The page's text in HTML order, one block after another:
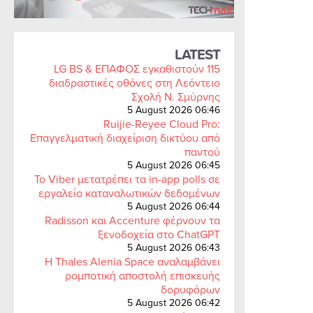
LATEST
LG BS & ΕΠΑΦΟΣ εγκαθιστούν 115
διαδραστικές οθόνες στη Λεόντειο
Σχολή Ν. Σμύρνης
5 August 2026 06:46
Ruijie-Reyee Cloud Pro:
Επαγγελματική διαχείριση δικτύου από
παντού
5 August 2026 06:45
Το Viber μετατρέπει τα in-app polls σε
εργαλείο καταναλωτικών δεδομένων
5 August 2026 06:44
Radisson και Accenture φέρνουν τα
ξενοδοχεία στο ChatGPT
5 August 2026 06:43
Η Thales Alenia Space αναλαμβάνει
ρομποτική αποστολή επισκευής
δορυφόρων
5 August 2026 06:42